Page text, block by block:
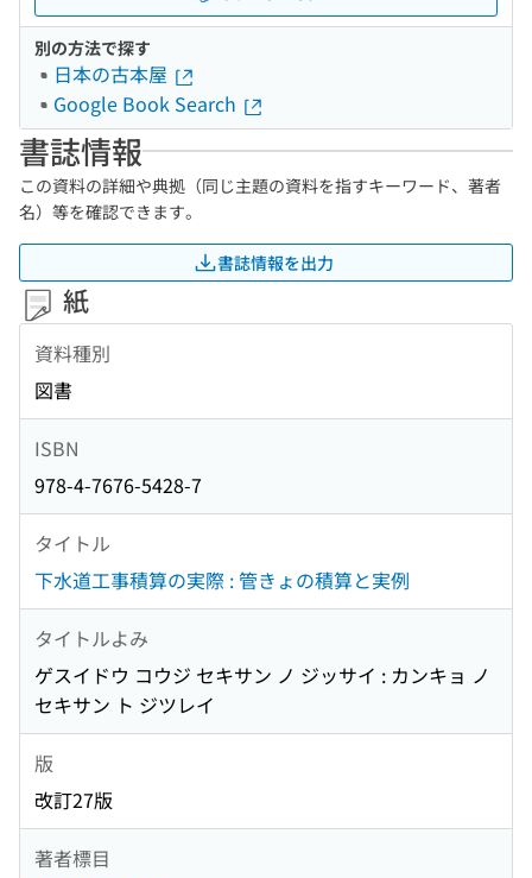
別の方法で探す
日本の古本屋
Google Book Search
書誌情報
この資料の詳細や典拠（同じ主題の資料を指すキーワード、著者
名）等を確認できます。
書誌情報を出力
紙
資料種別
図書
ISBN
978-4-7676-5428-7
タイトル
下水道工事積算の実際 : 管きょの積算と実例
タイトルよみ
ゲスイドウ コウジ セキサン ノ ジッサイ : カンキョ ノ
セキサン ト ジツレイ
版
改訂27版
著者標目